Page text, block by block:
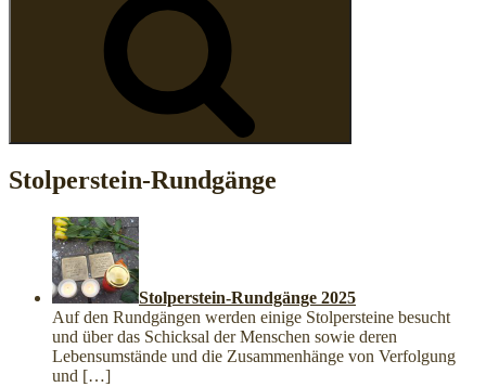
Stolperstein-Rundgänge
Stolperstein-Rundgänge 2025
Auf den Rundgängen werden einige Stolpersteine besucht
und über das Schicksal der Menschen sowie deren
Lebensumstände und die Zusammenhänge von Verfolgung
und […]